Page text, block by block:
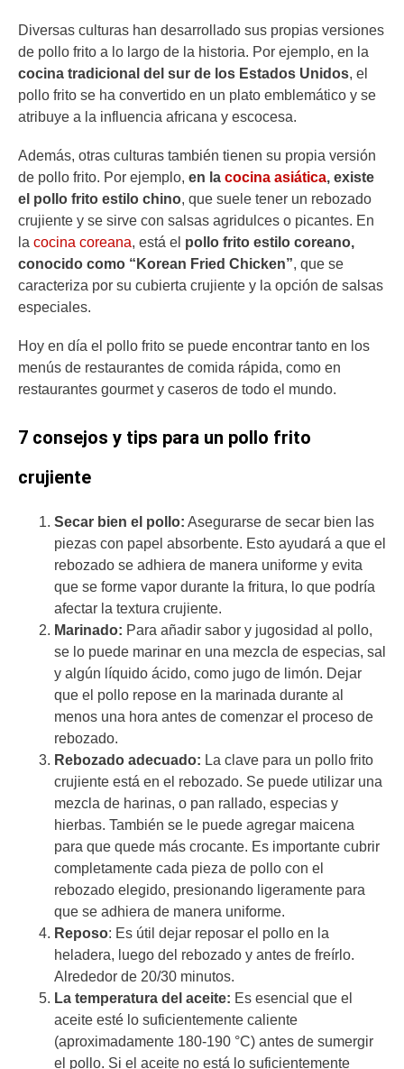
Diversas culturas han desarrollado sus propias versiones
de pollo frito a lo largo de la historia. Por ejemplo, en la
cocina tradicional del sur de los Estados Unidos, el
pollo frito se ha convertido en un plato emblemático y se
atribuye a la influencia africana y escocesa.
Además, otras culturas también tienen su propia versión
de pollo frito. Por ejemplo, en la cocina asiática, existe
el pollo frito estilo chino, que suele tener un rebozado
crujiente y se sirve con salsas agridulces o picantes. En
la cocina coreana, está el pollo frito estilo coreano,
conocido como “Korean Fried Chicken”, que se
caracteriza por su cubierta crujiente y la opción de salsas
especiales.
Hoy en día el pollo frito se puede encontrar tanto en los
menús de restaurantes de comida rápida, como en
restaurantes gourmet y caseros de todo el mundo.
7 consejos y tips para un pollo frito
crujiente
Secar bien el pollo: Asegurarse de secar bien las
piezas con papel absorbente. Esto ayudará a que el
rebozado se adhiera de manera uniforme y evita
que se forme vapor durante la fritura, lo que podría
afectar la textura crujiente.
Marinado: Para añadir sabor y jugosidad al pollo,
se lo puede marinar en una mezcla de especias, sal
y algún líquido ácido, como jugo de limón. Dejar
que el pollo repose en la marinada durante al
menos una hora antes de comenzar el proceso de
rebozado.
Rebozado adecuado: La clave para un pollo frito
crujiente está en el rebozado. Se puede utilizar una
mezcla de harinas, o pan rallado, especias y
hierbas. También se le puede agregar maicena
para que quede más crocante. Es importante cubrir
completamente cada pieza de pollo con el
rebozado elegido, presionando ligeramente para
que se adhiera de manera uniforme.
Reposo: Es útil dejar reposar el pollo en la
heladera, luego del rebozado y antes de freírlo.
Alrededor de 20/30 minutos.
La temperatura del aceite: Es esencial que el
aceite esté lo suficientemente caliente
(aproximadamente 180-190 °C) antes de sumergir
el pollo. Si el aceite no está lo suficientemente